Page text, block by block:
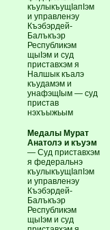
къулыкъущIапIэм
и управленэу
Къэбэрдей-
Балъкъэр
Республикэм
щыIэм и суд
приставхэм я
Налшык къалэ
къудамэм и
унафэщIым — суд
пристав
нэхъыжьым
Медалы Мурат
Анатолэ и къуэм
— Суд приставхэм
я федеральнэ
къулыкъущIапIэм
и управленэу
Къэбэрдей-
Балъкъэр
Республикэм
щыIэм и суд